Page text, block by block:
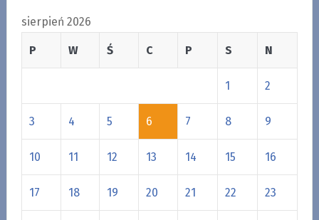
sierpień 2026
P W Ś C P S N
1 2
3 4 5 6 7 8 9
10 11 12 13 14 15 16
17 18 19 20 21 22 23